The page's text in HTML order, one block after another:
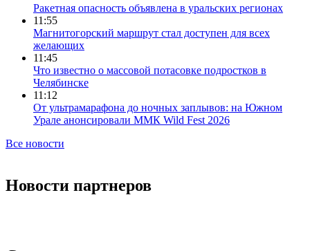
Ракетная опасность объявлена в уральских регионах
11:55
Магнитогорский маршрут стал доступен для всех
желающих
11:45
Что известно о массовой потасовке подростков в
Челябинске
11:12
От ультрамарафона до ночных заплывов: на Южном
Урале анонсировали ММК Wild Fest 2026
Все новости
Новости партнеров